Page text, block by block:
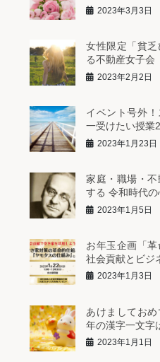
2023年3月3日
女性限定「貧
る不動産女子会
2023年2月2日
イベント号外
一受けたい授業
2023年1月23日
家庭・職場・
する 令和時代の
2023年1月5日
お年玉企画「
社会貢献とビジ
2023年1月3日
あけましてお
年の漢字一文字
2023年1月1日